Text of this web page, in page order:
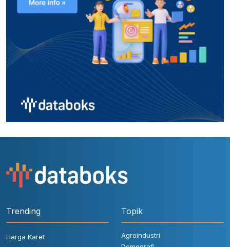
Trending
Harga Karet
Topik
Agroindustri